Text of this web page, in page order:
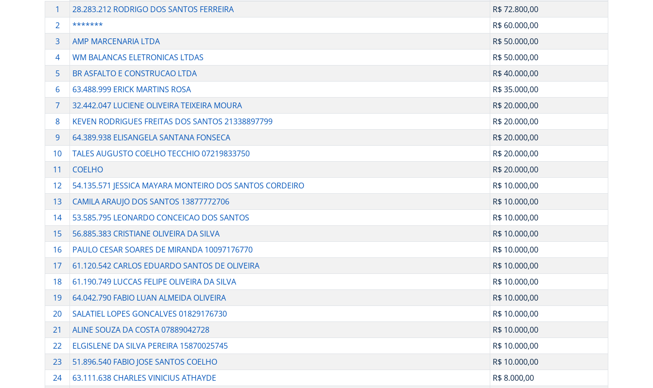
1
28.283.212 RODRIGO DOS SANTOS FERREIRA
R$ 72.800,00
2
*******
R$ 60.000,00
3
AMP MARCENARIA LTDA
R$ 50.000,00
4
WM BALANCAS ELETRONICAS LTDAS
R$ 50.000,00
5
BR ASFALTO E CONSTRUCAO LTDA
R$ 40.000,00
6
63.488.999 ERICK MARTINS ROSA
R$ 35.000,00
7
32.442.047 LUCIENE OLIVEIRA TEIXEIRA MOURA
R$ 20.000,00
8
KEVEN RODRIGUES FREITAS DOS SANTOS 21338897799
R$ 20.000,00
9
64.389.938 ELISANGELA SANTANA FONSECA
R$ 20.000,00
10
TALES AUGUSTO COELHO TECCHIO 07219833750
R$ 20.000,00
11
COELHO
R$ 20.000,00
12
54.135.571 JESSICA MAYARA MONTEIRO DOS SANTOS CORDEIRO
R$ 10.000,00
13
CAMILA ARAUJO DOS SANTOS 13877772706
R$ 10.000,00
14
53.585.795 LEONARDO CONCEICAO DOS SANTOS
R$ 10.000,00
15
56.885.383 CRISTIANE OLIVEIRA DA SILVA
R$ 10.000,00
16
PAULO CESAR SOARES DE MIRANDA 10097176770
R$ 10.000,00
17
61.120.542 CARLOS EDUARDO SANTOS DE OLIVEIRA
R$ 10.000,00
18
61.190.749 LUCCAS FELIPE OLIVEIRA DA SILVA
R$ 10.000,00
19
64.042.790 FABIO LUAN ALMEIDA OLIVEIRA
R$ 10.000,00
20
SALATIEL LOPES GONCALVES 01829176730
R$ 10.000,00
21
ALINE SOUZA DA COSTA 07889042728
R$ 10.000,00
22
ELGISLENE DA SILVA PEREIRA 15870025745
R$ 10.000,00
23
51.896.540 FABIO JOSE SANTOS COELHO
R$ 10.000,00
24
63.111.638 CHARLES VINICIUS ATHAYDE
R$ 8.000,00